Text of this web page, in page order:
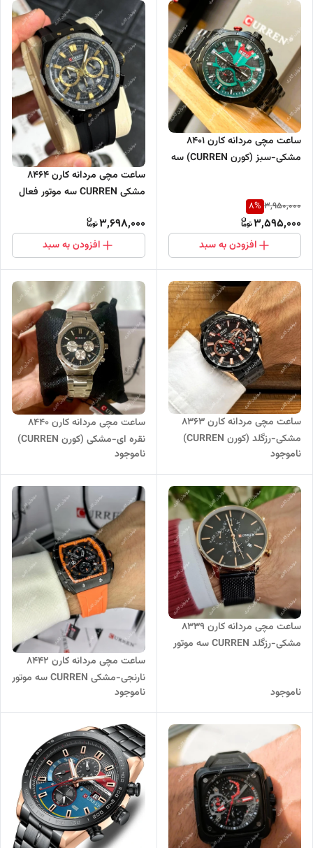
ساعت مچی مردانه کارن 8401
مشکی-سبز (کورن CURREN) سه
3,950,000
8%
3,595,000
افزودن به سبد
ساعت مچی مردانه کارن 8464
مشکی CURREN سه موتور فعال
3,698,000
افزودن به سبد
ساعت مچی مردانه کارن 8363
مشکی-رزگلد (کورن CURREN)
سه موتور فعال
ناموجود
ساعت مچی مردانه کارن 8440
نقره ای-مشکی (کورن CURREN)
سه موتور فعال
ناموجود
ساعت مچی مردانه کارن 8339
مشکی-رزگلد CURREN سه موتور
ناموجود
ساعت مچی مردانه کارن 8442
نارنجی-مشکی CURREN سه موتور
فعال
ناموجود